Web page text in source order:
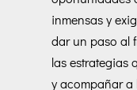
inmensas y
dar un paso al
las estrategias
y acompañar a